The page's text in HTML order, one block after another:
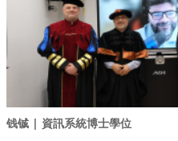
钱铖 | 資訊系統博士學位